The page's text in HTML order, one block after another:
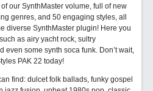
our SynthMaster volume, full of new
genres, and 50 engaging styles, all
diverse SynthMaster plugin! Here you
as airy yacht rock, sultry
even some synth soca funk. Don’t wait,
PAK 22 today!
find: dulcet folk ballads, funky gospel